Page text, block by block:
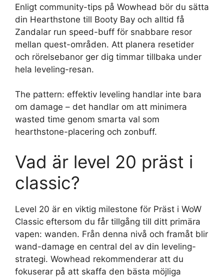
Enligt community-tips på Wowhead bör du sätta
din Hearthstone till Booty Bay och alltid få
Zandalar run speed-buff för snabbare resor
mellan quest-områden. Att planera resetider
och rörelsebanor ger dig timmar tillbaka under
hela leveling-resan.
The pattern: effektiv leveling handlar inte bara
om damage – det handlar om att minimera
wasted time genom smarta val som
hearthstone-placering och zonbuff.
Vad är level 20 präst i
classic?
Level 20 är en viktig milestone för Präst i WoW
Classic eftersom du får tillgång till ditt primära
vapen: wanden. Från denna nivå och framåt blir
wand-damage en central del av din leveling-
strategi. Wowhead rekommenderar att du
fokuserar på att skaffa den bästa möjliga